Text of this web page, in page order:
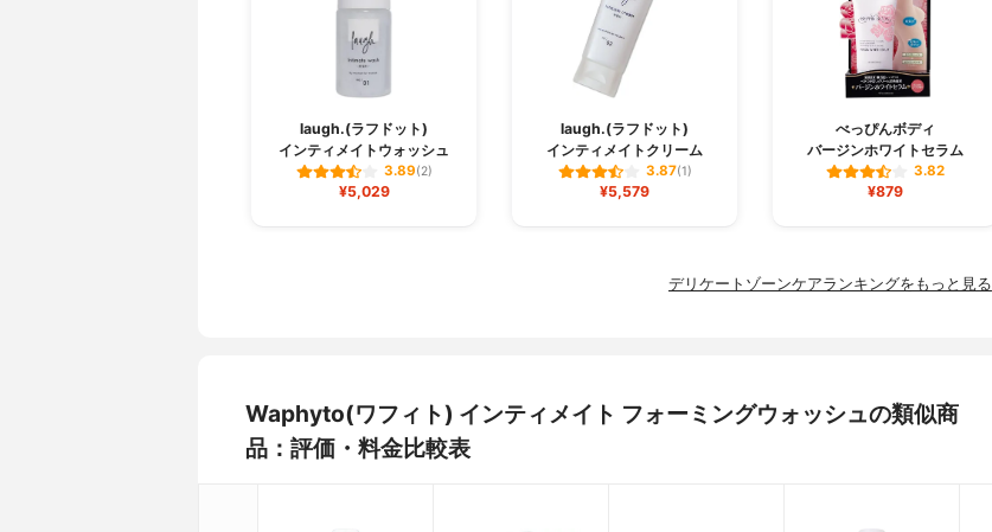
laugh.(ラフドット)
インティメイトウォッシュ
3.89(2)
¥5,029
laugh.(ラフドット)
インティメイトクリーム
3.87(1)
¥5,579
べっぴんボディ
バージンホワイトセラム
3.82
¥879
デリケートゾーンケアランキングをもっと見る
Waphyto(ワフィト) インティメイト フォーミングウォッシュの類似商
品：評価・料金比較表